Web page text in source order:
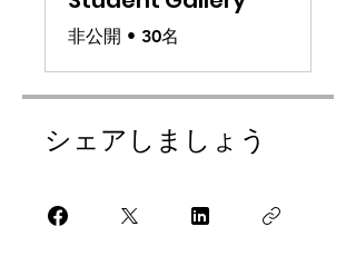
非公開 • 30名
シェアしましょう